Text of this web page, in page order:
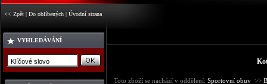
<< Zpět | Do oblíbených | Úvodní strana
VYHLEDÁVÁNÍ
Toto zboží se nachází v oddělení: Sportovní obuv >>